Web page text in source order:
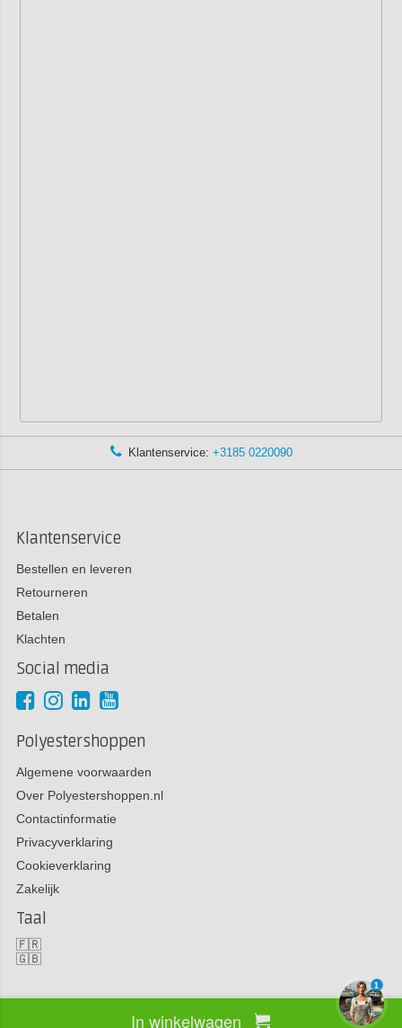
In winkelwagen
Klantenservice: +3185 0220090
Klantenservice
Bestellen en leveren
Retourneren
Betalen
Klachten
Social media
Polyestershoppen
Algemene voorwaarden
Over Polyestershoppen.nl
Contactinformatie
Privacyverklaring
Cookieverklaring
Zakelijk
Taal
🇫🇷
🇬🇧
Copyright 2026 Polyestershoppen bv
1